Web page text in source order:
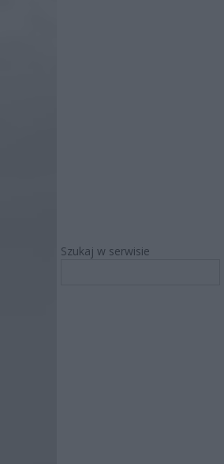
Szukaj w serwisie